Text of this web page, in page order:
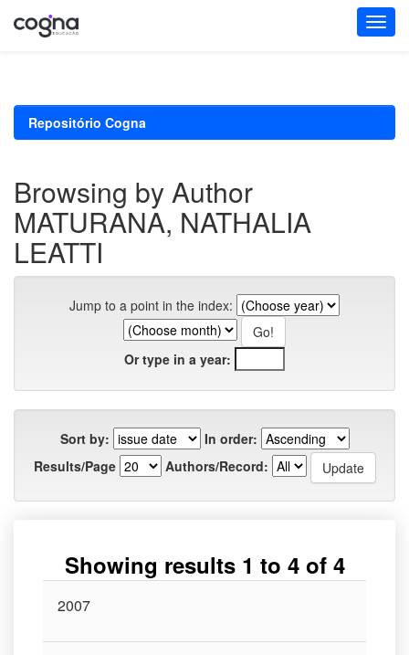
Repositório Cogna
Browsing by Author
MATURANA, NATHALIA
LEATTI
Jump to a point in the index:
Or type in a year:
Sort by:
In order:
Results/Page
Authors/Record:
Showing results 1 to 4 of 4
Issue
2007